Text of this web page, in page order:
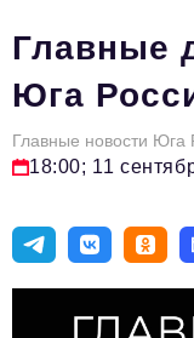
Цитаты
Аналитика
Главное
Сделано в России
Точки роста
Главные
Юга
Главные новости Юга
18:00; 11